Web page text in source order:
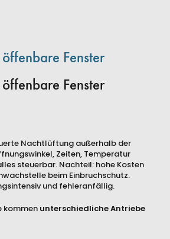
Fenster
Fenster
Nachtlüftung außerhalb der
Zeiten, Temperatur
steuerbar. Nachteil: hohe Kosten
beim Einbruchschutz.
und fehleranfällig.
kommen unterschiedliche Antriebe